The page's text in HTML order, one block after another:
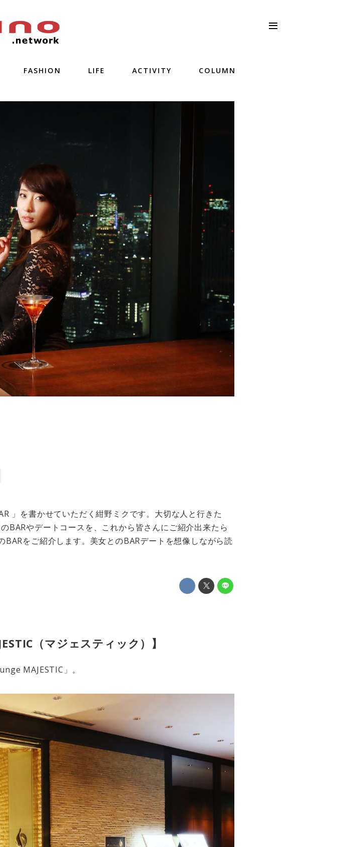
FASHION LIFE ACTIVITY COLUMN
」を書かせていただく紺野ミクです。大切な人と行きた
BARやデートコースを、これから皆さんにご紹介出来たら
をご紹介します。美女とのBARデートを想像しながら読
（マジェスティック）】
MAJESTIC」。